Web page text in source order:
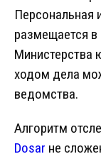
Персональная
размещается
Министерства
ходом дела
ведомства.
Алгоритм
Dosar не